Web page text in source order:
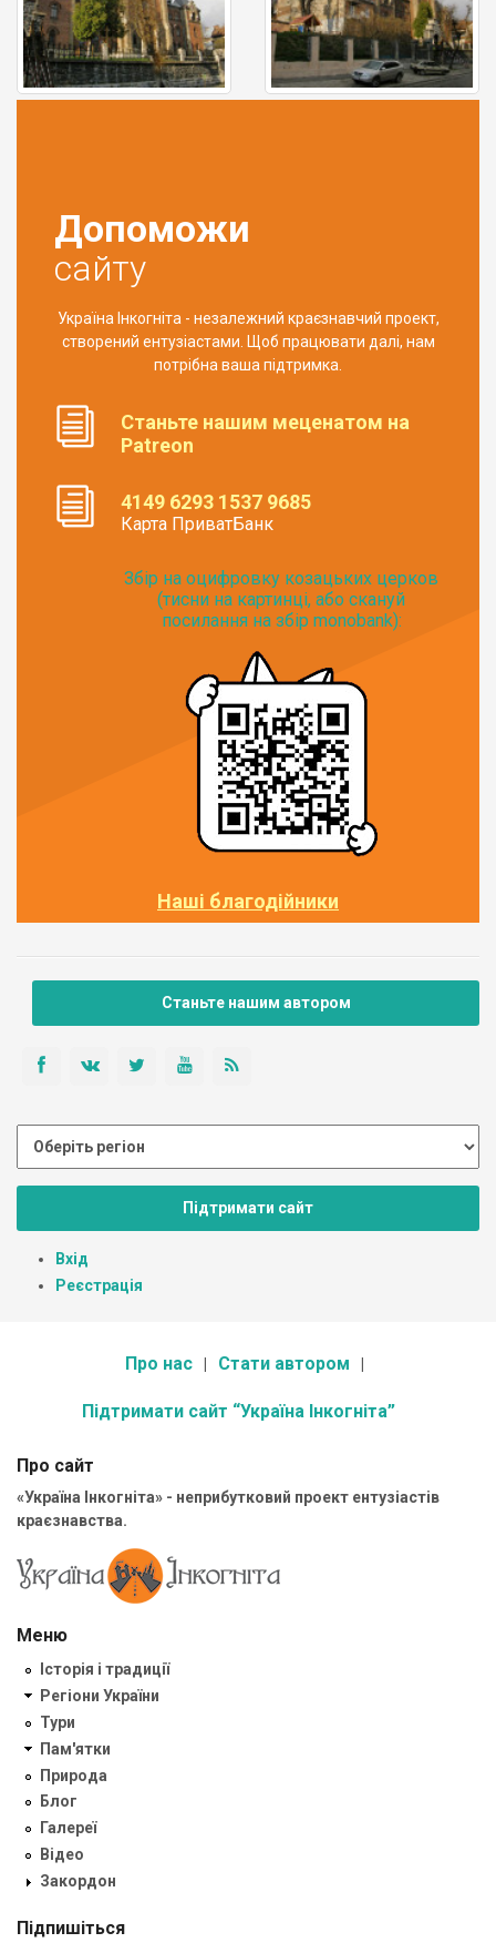
Допоможи
сайту
Україна Інкогніта - незалежний краєзнавчий проект,
створений ентузіастами. Щоб працювати далі, нам
потрібна ваша підтримка.
Станьте нашим меценатом на
Patreon
4149 6293 1537 9685
Карта ПриватБанк
Збір на оцифровку козацьких церков
(тисни на картинці, або скануй
посилання на збір monobank):
Наші благодійники
Станьте нашим автором
Підтримати сайт
Вхід
Реєстрація
Про нас Стати автором
Підтримати сайт “Україна Інкогніта”
Про сайт
«Україна Інкогніта» - неприбутковий проект ентузіастів
краєзнавства.
Меню
Історія і традиції
Регіони України
Тури
Пам'ятки
Природа
Блог
Галереї
Відео
Закордон
Підпишіться